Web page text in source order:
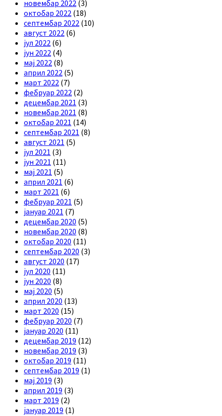
новембар 2022 (3)
октобар 2022 (18)
септембар 2022 (10)
август 2022 (6)
јул 2022 (6)
јун 2022 (4)
мај 2022 (8)
април 2022 (5)
март 2022 (7)
фебруар 2022 (2)
децембар 2021 (3)
новембар 2021 (8)
октобар 2021 (14)
септембар 2021 (8)
август 2021 (5)
јул 2021 (3)
јун 2021 (11)
мај 2021 (5)
април 2021 (6)
март 2021 (6)
фебруар 2021 (5)
јануар 2021 (7)
децембар 2020 (5)
новембар 2020 (8)
октобар 2020 (11)
септембар 2020 (3)
август 2020 (17)
јул 2020 (11)
јун 2020 (8)
мај 2020 (5)
април 2020 (13)
март 2020 (15)
фебруар 2020 (7)
јануар 2020 (11)
децембар 2019 (12)
новембар 2019 (3)
октобар 2019 (11)
септембар 2019 (1)
мај 2019 (3)
април 2019 (3)
март 2019 (2)
јануар 2019 (1)